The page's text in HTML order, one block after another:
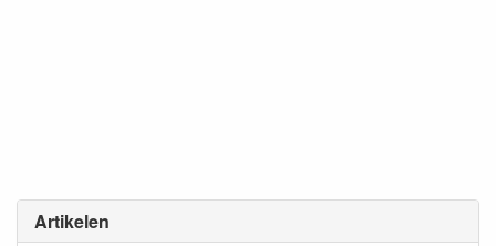
Artikelen